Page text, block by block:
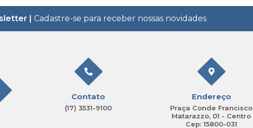
| Cadastre-se para receber nossas novidades
Contato
(17) 3531-9100
Endereço
Praça Conde Francisco
Matarazzo, 01 - Centro
Cep: 15800-031